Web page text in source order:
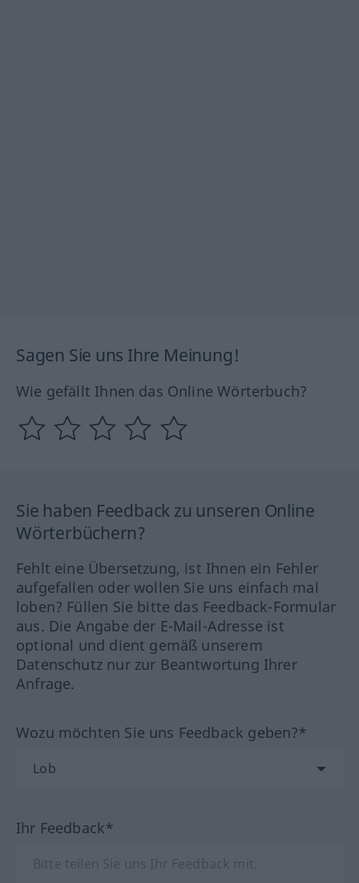
Sagen Sie uns Ihre Meinung!
Wie gefällt Ihnen das Online Wörterbuch?
Sie haben Feedback zu unseren Online
Wörterbüchern?
Fehlt eine Übersetzung, ist Ihnen ein Fehler
aufgefallen oder wollen Sie uns einfach mal
loben? Füllen Sie bitte das Feedback-Formular
aus. Die Angabe der E-Mail-Adresse ist
optional und dient gemäß unserem
Datenschutz nur zur Beantwortung Ihrer
Anfrage.
Wozu möchten Sie uns Feedback geben?*
Ihr Feedback*